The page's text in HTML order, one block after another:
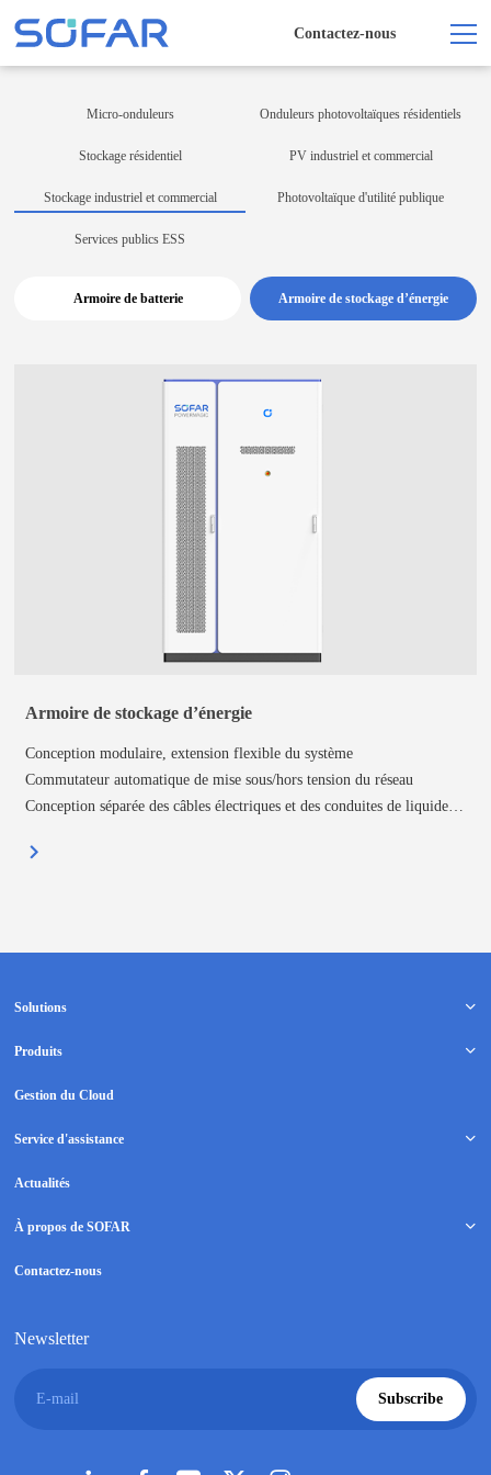
Contactez-nous
Micro-onduleurs Onduleurs photovoltaïques résidentiels
Stockage résidentiel PV industriel et commercial
Stockage industriel et commercial Photovoltaïque d'utilité publique
Services publics ESS
Armoire de batterie Armoire de stockage d’énergie
Armoire de stockage d’énergie
Conception modulaire, extension flexible du système
Commutateur automatique de mise sous/hors tension du réseau
Conception séparée des câbles électriques et des conduites de liquide
Refroidissement par liquide + conception anti-condensation
Solutions
Produits
Gestion du Cloud
Service d'assistance
Actualités
À propos de SOFAR
Contactez-nous
Newsletter
E-mail Subscribe